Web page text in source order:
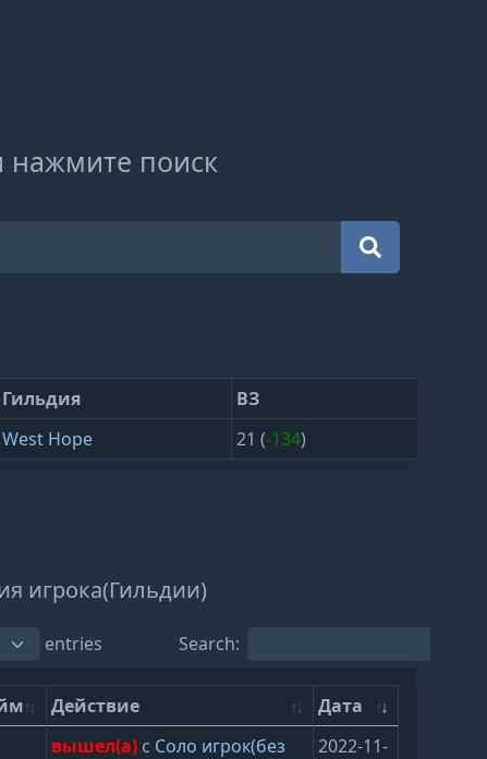
нажмите поиск
Гильдия
ВЗ
West Hope 21 (-134)
игрока(Гильдии)
entries Search:
Действие
Дата
вышел(а) с Соло игрок(без
2022-11-